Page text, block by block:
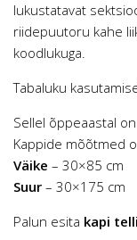
lukustatavat
riidepuutoru kahe
koodlukuga.
Tabaluku
Sellel õppeaastal
Kappide mõõtmed
Väike – 30×85 cm
Suur – 30×175 cm
Palun esita kapi